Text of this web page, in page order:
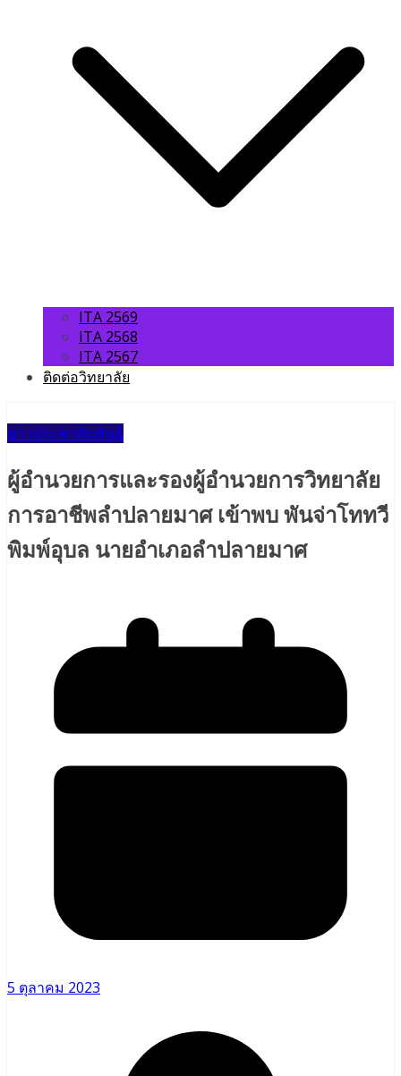
ITA 2569
ITA 2568
ITA 2567
ติดต่อวิทยาลัย
ข่าวประชาสัมพันธ์
ผู้อำนวยการและรองผู้อำนวยการวิทยาลัย
การอาชีพลำปลายมาศ เข้าพบ พันจ่าโททวี
พิมพ์อุบล นายอำเภอลำปลายมาศ
5 ตุลาคม 2023